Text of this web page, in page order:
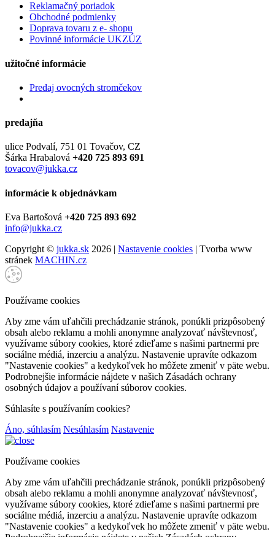
Reklamačný poriadok
Obchodné podmienky
Doprava tovaru z e- shopu
Povinné informácie UKZÚZ
užitočné informácie
Predaj ovocných stromčekov
predajňa
ulice Podvalí, 751 01 Tovačov, CZ
Šárka Hrabalová +420 725 893 691
tovacov@jukka.cz
informácie k objednávkam
Eva Bartošová +420 725 893 692
info@jukka.cz
Copyright © jukka.sk 2026 | Nastavenie cookies | Tvorba www
stránek MACHIN.cz
Používame cookies
Aby zme vám uľahčili prechádzanie stránok, ponúkli prizpôsobený
obsah alebo reklamu a mohli anonymne analyzovať návštevnosť,
využívame súbory cookies, ktoré zdieľame s našimi partnermi pre
sociálne médiá, inzerciu a analýzu. Nastavenie upravíte odkazom
"Nastavenie cookies" a kedykoľvek ho môžete zmeniť v päte webu.
Podrobnejšie informácie nájdete v našich Zásadách ochrany
osobných údajov a používaní súborov cookies.
Súhlasíte s používaním cookies?
Áno, súhlasím Nesúhlasím Nastavenie
Používame cookies
Aby zme vám uľahčili prechádzanie stránok, ponúkli prizpôsobený
obsah alebo reklamu a mohli anonymne analyzovať návštevnosť,
využívame súbory cookies, ktoré zdieľame s našimi partnermi pre
sociálne médiá, inzerciu a analýzu. Nastavenie upravíte odkazom
"Nastavenie cookies" a kedykoľvek ho môžete zmeniť v päte webu.